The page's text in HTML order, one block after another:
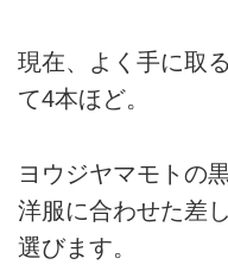
現在、よく手に取
て4本ほど。
ヨウジヤマモトの
洋服に合わせた差
選びます。